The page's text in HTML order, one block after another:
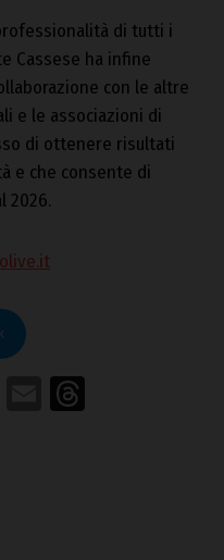
di tutti i
Cassese ha infine
con le altre
e le associazioni di
di ottenere risultati
e che consente di
2026.
Telegram
Email